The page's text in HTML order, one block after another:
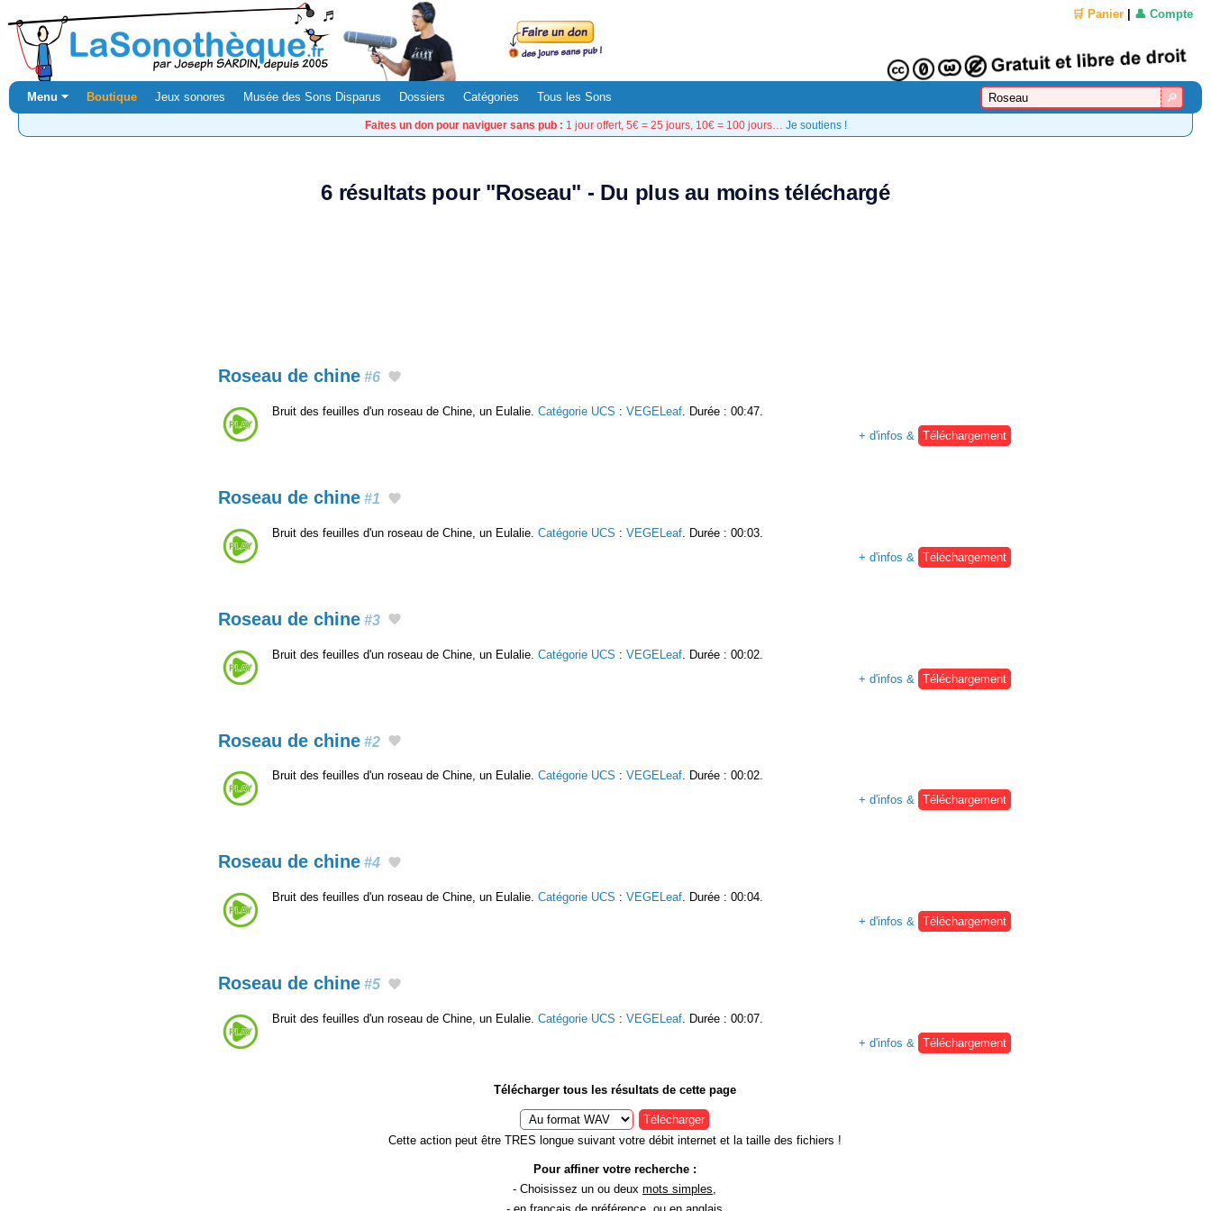
🛒 Panier 👤 Compte
Menu ⏷ Boutique Jeux sonores Musée des Sons Disparus Dossiers Catégories Tous les Sons
Faites un don pour naviguer sans pub : 1 jour offert, 5€ = 25 jours, 10€ = 100 jours… Je soutiens !
6 résultats pour "Roseau" - Du plus au moins téléchargé
Roseau de chine #6
Bruit des feuilles d'un roseau de Chine, un Eulalie. Catégorie UCS : VEGELeaf . Durée : 00:47.
+ d'infos &
Téléchargement
Roseau de chine #1
Bruit des feuilles d'un roseau de Chine, un Eulalie. Catégorie UCS : VEGELeaf . Durée : 00:03.
+ d'infos &
Téléchargement
Roseau de chine #3
Bruit des feuilles d'un roseau de Chine, un Eulalie. Catégorie UCS : VEGELeaf . Durée : 00:02.
+ d'infos &
Téléchargement
Roseau de chine #2
Bruit des feuilles d'un roseau de Chine, un Eulalie. Catégorie UCS : VEGELeaf. Durée : 00:02.
+ d'infos & Téléchargement
Roseau de chine #4
Bruit des feuilles d'un roseau de Chine, un Eulalie. Catégorie UCS : VEGELeaf. Durée : 00:04.
+ d'infos & Téléchargement
Roseau de chine #5
Bruit des feuilles d'un roseau de Chine, un Eulalie. Catégorie UCS : VEGELeaf. Durée : 00:07.
+ d'infos & Téléchargement
Télécharger tous les résultats de cette page
Télécharger
Cette action peut être TRES longue suivant votre débit internet et la taille des fichiers !
Pour affiner votre recherche :
- Choisissez un ou deux mots simples,